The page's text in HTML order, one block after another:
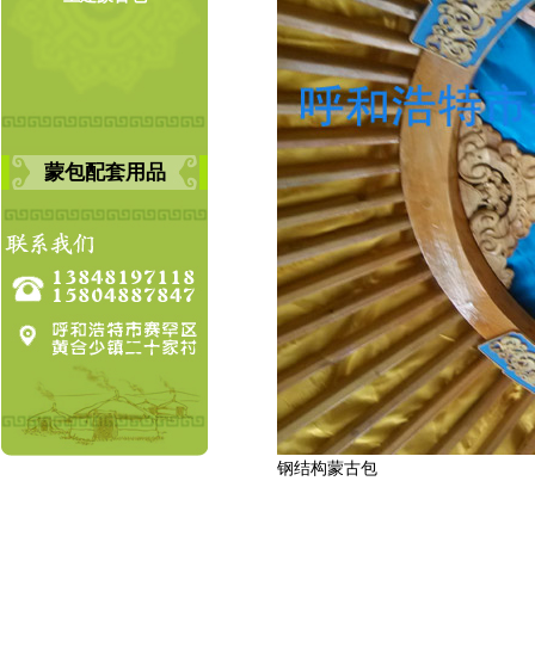
蒙包配套用品
钢结构蒙古包